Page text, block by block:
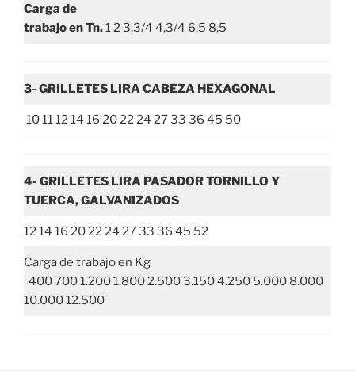
Carga de
trabajo en Tn.1 2 3,3/4 4,3/4 6,5 8,5
3- GRILLETES LIRA CABEZA HEXAGONAL
10 11 12 14 16 20 22 24 27 33 36 45 50
4- GRILLETES LIRA PASADOR TORNILLO Y
TUERCA, GALVANIZADOS
12 14 16 20 22 24 27 33 36 45 52
Carga de trabajo en Kg
400 700 1.200 1.800 2.500 3.150 4.250 5.000 8.000
10.000 12.500